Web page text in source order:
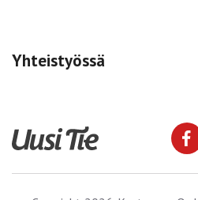
Yhteistyössä